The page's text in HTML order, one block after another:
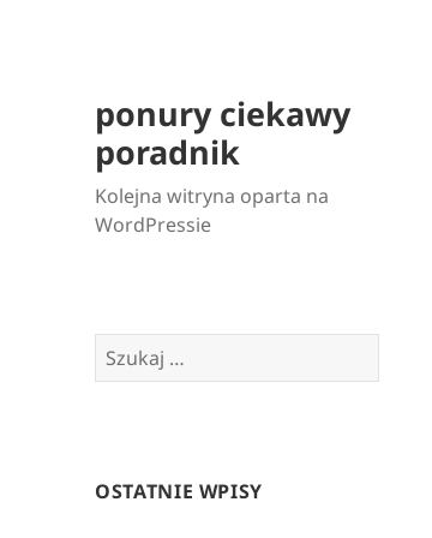
ponury ciekawy
poradnik
Kolejna witryna oparta na
WordPressie
Szukaj:
OSTATNIE WPISY